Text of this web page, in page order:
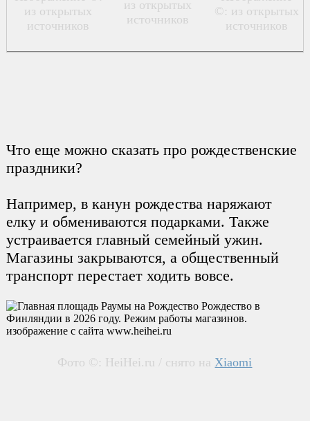
из открытых
источников
из открытых
источников
©: из открытых
источников
Что еще можно сказать про рождественские
праздники?
Например, в канун рождества наряжают
елку и обмениваются подарками. Также
устраивается главный семейный ужин.
Магазины закрываются, а общественный
транспорт перестает ходить вовсе.
Фото ©: HeiHei.ru / снято наXiaomi